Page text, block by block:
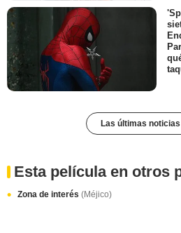
Las últimas
Esta película en otros
Zona de interés (Méjico)